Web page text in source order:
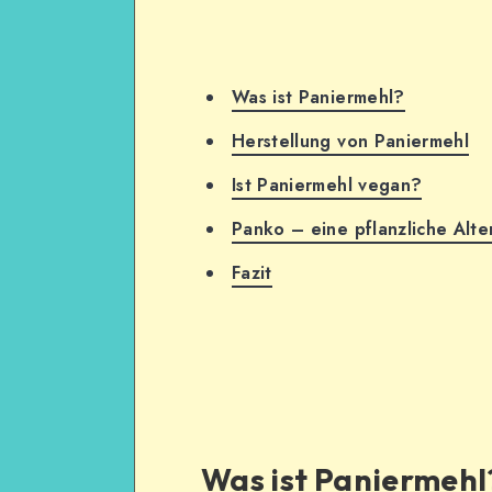
Was ist Paniermehl?
Herstellung von Paniermehl
Ist Paniermehl vegan?
Panko – eine pflanzliche
Fazit
Was ist